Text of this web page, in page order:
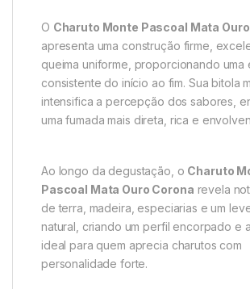
O Charuto Monte Pascoal Mata
apresenta uma construção firme,
queima uniforme, proporcionando uma
consistente do início ao fim. Sua bitola
intensifica a percepção dos sabores,
uma fumada mais direta, rica e
Ao longo da degustação, o Charuto
Pascoal Mata Ouro Corona revela
de terra, madeira, especiarias e um
natural, criando um perfil encorpado e
ideal para quem aprecia charutos com
personalidade forte.